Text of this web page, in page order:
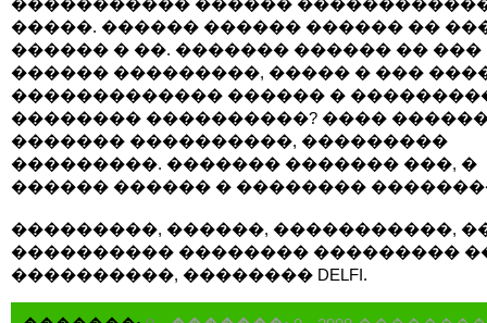
����������� ������
�����. ������ ������ ������ ��
������ � ��. ������� ������ �� ���
������ ���������, ����� � ���
������������� ������ �
�������� ����������? ����
������� ����������, ���������
���������. ������� ������� ���, �
������ ������ � ��������
���������, ������, �����������,
���������� �������� ���������
����������, �������� DELFI.